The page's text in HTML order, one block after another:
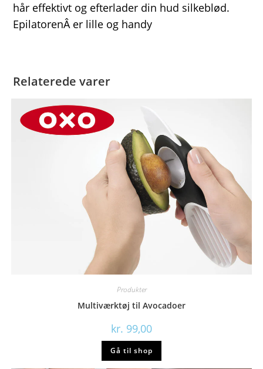
hår effektivt og efterlader din hud silkeblød.
EpilatorenÂ er lille og handy
Relaterede varer
Produkter
Multiværktøj til Avocadoer
kr. 99,00
Gå til shop